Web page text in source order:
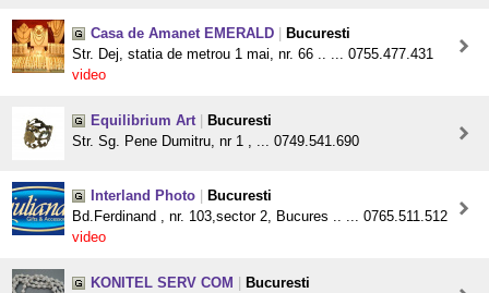
Casa de Amanet EMERALD
Bucuresti
Str. Dej, statia de metrou 1 mai, nr. 66 .. ... 0755.477.431
video
Equilibrium Art
Bucuresti
Str. Sg. Pene Dumitru, nr 1 , ... 0749.541.690
Interland Photo
Bucuresti
Bd.Ferdinand , nr. 103,sector 2, Bucures .. ... 0765.511.512
video
KONITEL SERV COM
Bucuresti